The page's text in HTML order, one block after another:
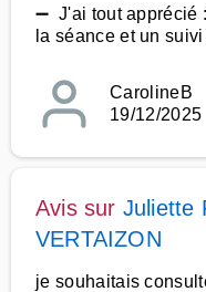
➖ J'ai tout apprécié
la séance et un
CarolineB
19/12/2025
Avis sur Juliette
VERTAIZON
je souhaitais